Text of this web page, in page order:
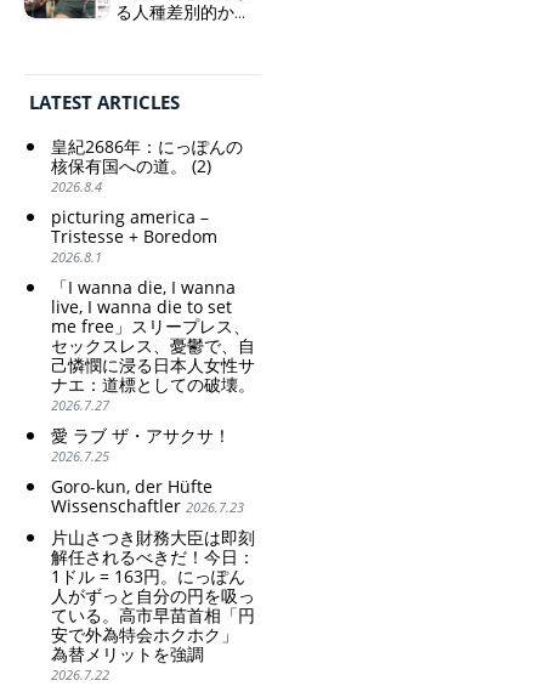
ART WORLD CULTURAL ESSAYS
POLITICS
会ホクホク」 為
should be fired
US$ = 163 Yen. The
Japanese Have Long Been
Draining Their Own Yen.
TAKAICHI Sanae: "The
weak Yen makes the
Special Account happy" -
Emphasising the benefits
of the exchange rate
る人種差別的かつ
化。戸籍制度の強
化。差別的な血統
思想の強化。
Criticism and disgrace
surrounding the Japan
colonial exploitation of
poor women.
conservative Japanese
patriarchy. Strengthening
of the family registration
system. Reinforcement of
discriminatory bloodline
ideology.
LATEST ARTICLES
皇紀2686年：にっぽんの
核保有国への道。 (2)
2026.8.4
picturing america –
Tristesse + Boredom
2026.8.1
「I wanna die, I wanna
live, I wanna die to set
me free」スリープレス、
セックスレス、憂鬱で、自
己憐憫に浸る日本人女性サ
ナエ：道標としての破壊。
2026.7.27
愛 ラブ ザ・アサクサ！
2026.7.25
Goro-kun, der Hüfte
Wissenschaftler 2026.7.23
片山さつき財務大臣は即刻
解任されるべきだ！今日：
1ドル = 163円。にっぽん
人がずっと自分の円を吸っ
ている。高市早苗首相「円
安で外為特会ホクホク」
為替メリットを強調
2026.7.22